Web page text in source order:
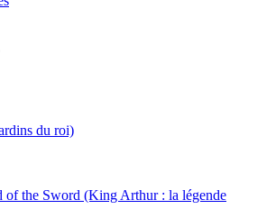
du roi)
the Sword (King Arthur : la légende